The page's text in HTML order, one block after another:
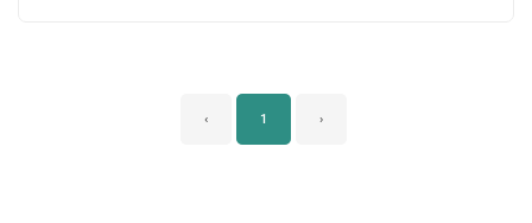
‹ 1 ›